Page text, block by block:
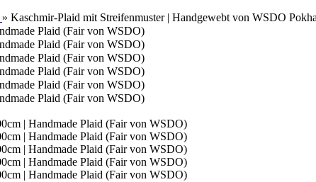
» Kaschmir-Plaid mit Streifenmuster | Handgewebt von WSDO